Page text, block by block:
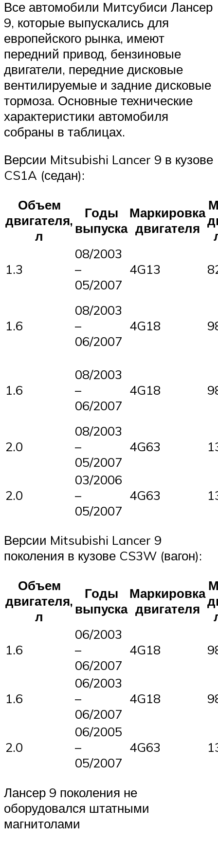
Все автомобили Митсубиси Лансер
9, которые выпускались для
европейского рынка, имеют
передний привод, бензиновые
двигатели, передние дисковые
вентилируемые и задние дисковые
тормоза. Основные технические
характеристики автомобиля
собраны в таблицах.
Версии Mitsubishi Lancer 9 в кузове
CS1A (седан):
Объем
двигателя,
л
Годы
выпуска
Маркировка
двигателя
1.3
08/2003
–
05/2007
4G13
1.6
08/2003
–
06/2007
4G18
1.6
08/2003
–
06/2007
4G18
2.0
08/2003
–
05/2007
4G63
2.0
03/2006
–
05/2007
4G63
Версии Mitsubishi Lancer 9
поколения в кузове CS3W (вагон):
Объем
двигателя,
л
Годы
выпуска
Маркировка
двигателя
1.6
06/2003
–
06/2007
4G18
1.6
06/2003
–
06/2007
4G18
2.0
06/2005
–
05/2007
4G63
Лансер 9 поколения не
оборудовался штатными
магнитолами